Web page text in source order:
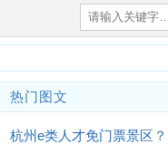
热门图文
杭州e类人才免门票景区？